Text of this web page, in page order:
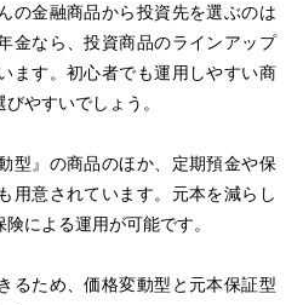
の金融商品から投資先を選ぶのは
金なら、投資商品のラインアップ
ます。初心者でも運用しやすい商
やすいでしょう。
型』の商品のほか、定期預金や保
用意されています。元本を減らし
による運用が可能です。
るため、価格変動型と元本保証型